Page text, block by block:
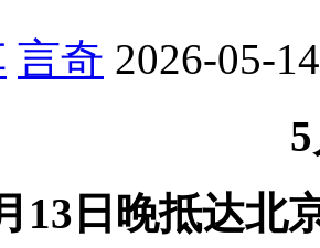
言奇 2026-05-
13日晚抵达北